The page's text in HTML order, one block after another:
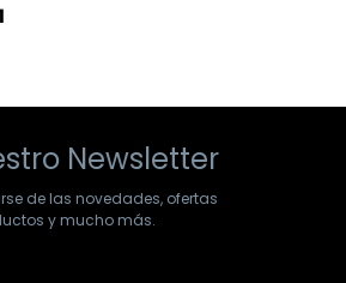
Newsletter
de las novedades, ofertas
y mucho más.